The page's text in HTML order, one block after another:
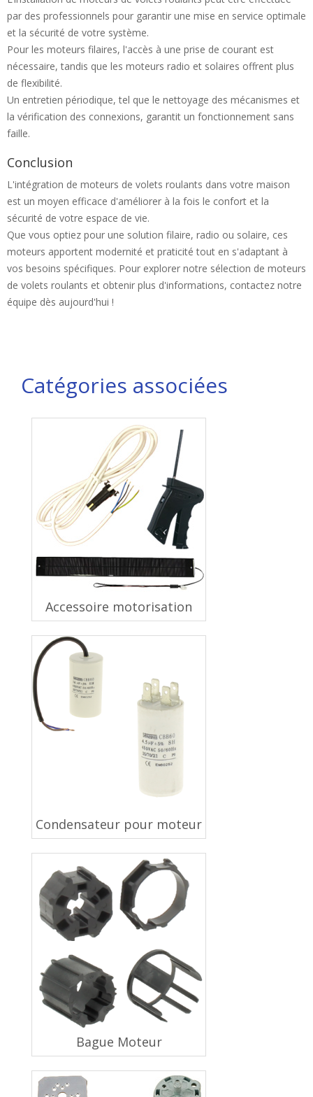
par des professionnels pour garantir une mise en service optimale
et la sécurité de votre système.
Pour les moteurs filaires, l'accès à une prise de courant est
nécessaire, tandis que les moteurs radio et solaires offrent plus
de flexibilité.
Un entretien périodique, tel que le nettoyage des mécanismes et
la vérification des connexions, garantit un fonctionnement sans
faille.
Conclusion
L'intégration de moteurs de volets roulants dans votre maison
est un moyen efficace d'améliorer à la fois le confort et la
sécurité de votre espace de vie.
Que vous optiez pour une solution filaire, radio ou solaire, ces
moteurs apportent modernité et praticité tout en s'adaptant à
vos besoins spécifiques. Pour explorer notre sélection de moteurs
de volets roulants et obtenir plus d'informations, contactez notre
équipe dès aujourd'hui !
Catégories associées
Accessoire motorisation
Condensateur pour moteur
Bague Moteur